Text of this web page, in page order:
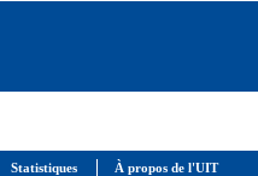
Statistiques À propos de l'UIT